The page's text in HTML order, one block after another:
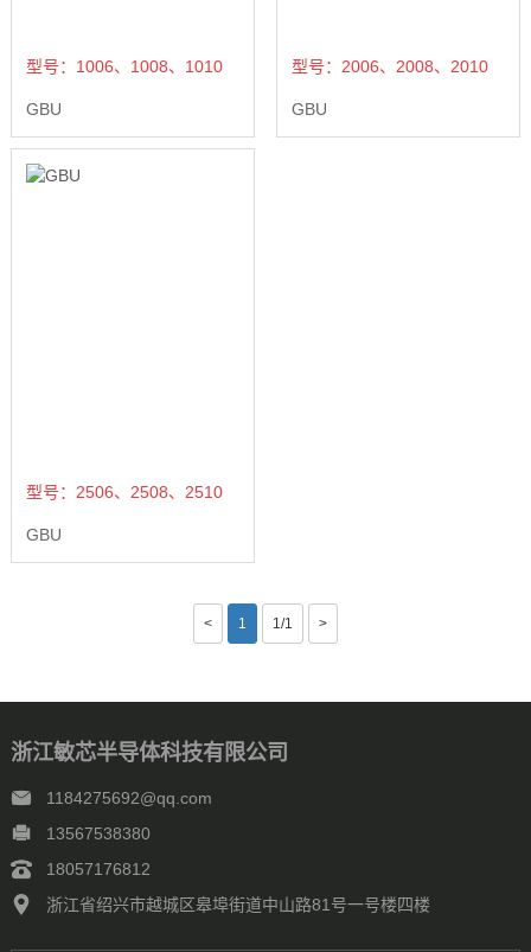
型号：1006、1008、1010
GBU
型号：2006、2008、2010
GBU
型号：2506、2508、2510
GBU
< 1 1/1 >
浙江敏芯半导体科技有限公司
1184275692@qq.com
13567538380
18057176812
浙江省绍兴市越城区皋埠街道中山路81号一号楼四楼